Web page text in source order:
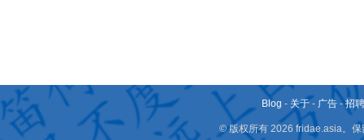
Blog - 关于 - 广告 -招
© 版权所有 2026 fridae.asia。